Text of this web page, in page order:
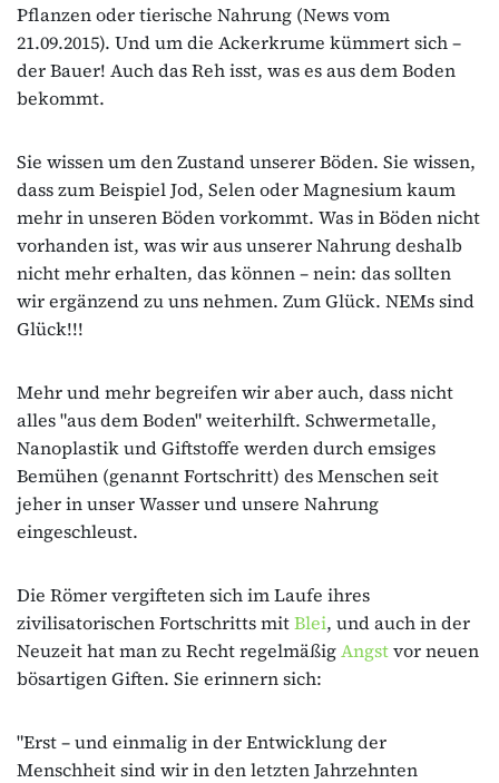
Pflanzen oder tierische Nahrung (News vom
21.09.2015). Und um die Ackerkrume kümmert sich –
der Bauer! Auch das Reh isst, was es aus dem Boden
bekommt.
Sie wissen um den Zustand unserer Böden. Sie wissen,
dass zum Beispiel Jod, Selen oder Magnesium kaum
mehr in unseren Böden vorkommt. Was in Böden nicht
vorhanden ist, was wir aus unserer Nahrung deshalb
nicht mehr erhalten, das können – nein: das sollten
wir ergänzend zu uns nehmen. Zum Glück. NEMs sind
Glück!!!
Mehr und mehr begreifen wir aber auch, dass nicht
alles "aus dem Boden" weiterhilft. Schwermetalle,
Nanoplastik und Giftstoffe werden durch emsiges
Bemühen (genannt Fortschritt) des Menschen seit
jeher in unser Wasser und unsere Nahrung
eingeschleust.
Die Römer vergifteten sich im Laufe ihres
zivilisatorischen Fortschritts mitBlei, und auch in der
Neuzeit hat man zu Recht regelmäßigAngstvor neuen
bösartigen Giften. Sie erinnern sich:
"Erst – und einmalig in der Entwicklung der
Menschheit sind wir in den letzten Jahrzehnten